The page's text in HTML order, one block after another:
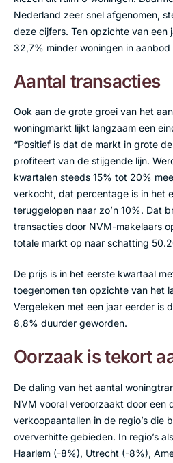
Nederland zeer snel afgenomen,
deze cijfers. Ten opzichte van een
32,7% minder woningen in
Aantal transacties
Ook aan de grote groei van het
woningmarkt lijkt langzaam een
“Positief is dat de markt in grote
profiteert van de stijgende lijn.
kwartalen steeds 15% tot 20%
verkocht, dat percentage is in het
teruggelopen naar zo’n 10%. Dat
transacties door NVM-makelaars
totale markt op naar schatting
De prijs is in het eerste kwartaal
toegenomen ten opzichte van het
Vergeleken met een jaar eerder is
8,8% duurder geworden.
Oorzaak is tekort
De daling van het aantal
NVM vooral veroorzaakt door een
verkoopaantallen in de regio’s die
oververhitte gebieden. In regio’s
Haarlem (-8%), Utrecht (-8%),